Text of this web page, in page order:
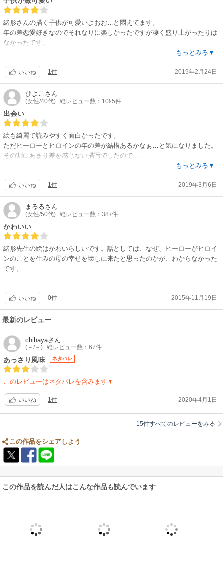
緒形さんの描く子供が可愛いよおお…と悶えてます。
年の差恋愛好きなのでそれなりに楽しかったですが凄く盛り上がったりは
なかったです。
もっとみる▼
いいね 1件 2019年2月24日
ひよこ さん
(女性/40代) 総レビュー数：1095件
出会い
絵も綺麗で読みやすく面白かったです。
ただヒーローとヒロインの年の差が結構あるかなぁ…と気になりました。
その割にあまり差を感じない描写でしたので…
お話の内容はあまり重くならずヒロインの生い立ちが描かれていてサクサ
もっとみる▼
いいね 1件 2019年3月6日
まるるさん
(女性/50代) 総レビュー数：387件
かわいい
緒形先生の絵はかわいらしいです。話としては、なぜ、ヒーローがヒロイ
ンのことを生みの母の幸せを壊しに来たと思ったのかが、わからなかった
です。
いいね 0件 2015年11月19日
最新のレビュー
chihayaさん
(－/－) 総レビュー数：67件
あっさり風味 ネタバレ
このレビューはネタバレを含みます▼
いいね 1件 2020年4月1日
15件すべてのレビューをみる
この作品をシェアしよう
この作品を読んだ人はこんな作品も読んでいます